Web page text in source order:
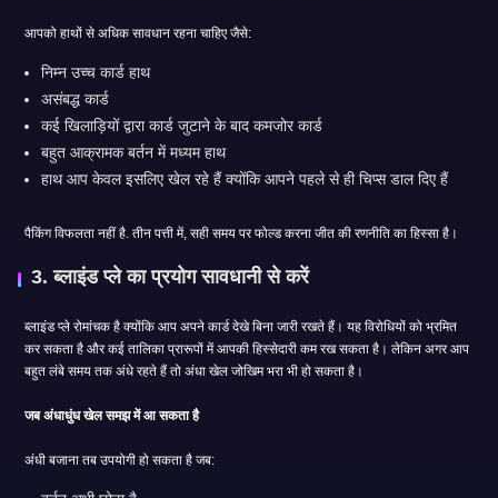
आपको हाथों से अधिक सावधान रहना चाहिए जैसे:
निम्न उच्च कार्ड हाथ
असंबद्ध कार्ड
कई खिलाड़ियों द्वारा कार्ड जुटाने के बाद कमजोर कार्ड
बहुत आक्रामक बर्तन में मध्यम हाथ
हाथ आप केवल इसलिए खेल रहे हैं क्योंकि आपने पहले से ही चिप्स डाल दिए हैं
पैकिंग विफलता नहीं है. तीन पत्ती में, सही समय पर फोल्ड करना जीत की रणनीति का हिस्सा है।
3. ब्लाइंड प्ले का प्रयोग सावधानी से करें
ब्लाइंड प्ले रोमांचक है क्योंकि आप अपने कार्ड देखे बिना जारी रखते हैं। यह विरोधियों को भ्रमित
कर सकता है और कई तालिका प्रारूपों में आपकी हिस्सेदारी कम रख सकता है। लेकिन अगर आप
बहुत लंबे समय तक अंधे रहते हैं तो अंधा खेल जोखिम भरा भी हो सकता है।
जब अंधाधुंध खेल समझ में आ सकता है
अंधी बजाना तब उपयोगी हो सकता है जब: